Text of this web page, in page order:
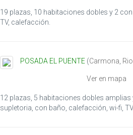
19 plazas, 10 habitaciones dobles y 2
TV, calefacción.
POSADA EL PUENTE (Carmona
Ver en mapa
12 plazas, 5 habitaciones dobles amplias
supletoria, con baño, calefacción, wi-fi,